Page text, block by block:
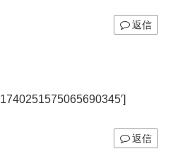
返信
返信